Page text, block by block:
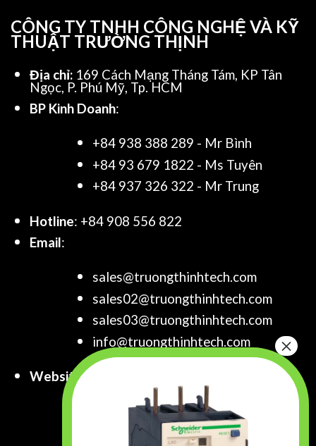
CÔNG TY TNHH CÔNG NGHỆ VÀ KỸ
THUẬT TRƯỜNG THỊNH
Địa chỉ: 169 Cách Mạng Tháng Tám, KP Tân
Ngọc, P. Phú Mỹ, Tp. HCM
BP Kinh Doanh:
+84 938 388 289 - Mr Bình
+84 93 679 1822 - Ms Tuyên
+84 937 326 322 - Mr Trung
Hotline: +84 908 556 822
Email:
sales@truongthinhtech.com
sales02@truongthinhtech.com
sales03@truongthinhtech.com
info@truongthinhtech.com
Website:
www.truongthinhtech.com
www.components.com.vn